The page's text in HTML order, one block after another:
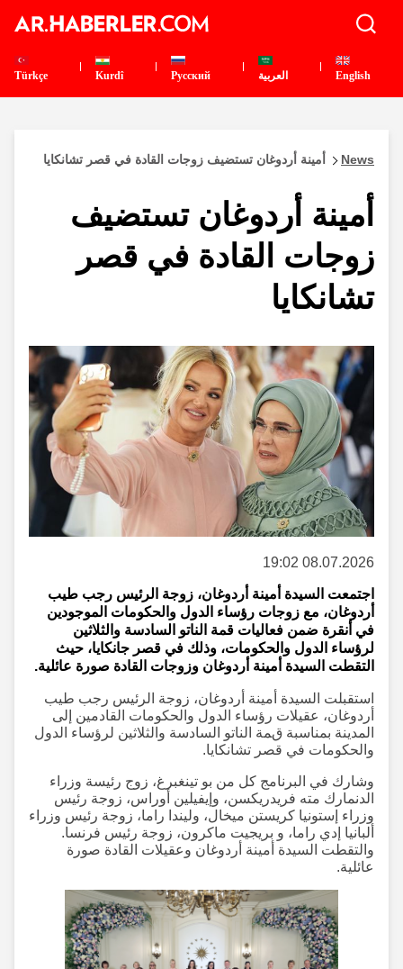
English العربية Pусский
Kurdî
Türkçe
News أمينة أردوغان تستضيف زوجات القادة في قصر تشانكايا
أمينة أردوغان تستضيف
زوجات القادة في قصر
تشانكايا
08.07.2026 19:02
اجتمعت السيدة أمينة أردوغان، زوجة الرئيس رجب طيب
أردوغان، مع زوجات رؤساء الدول والحكومات الموجودين
في أنقرة ضمن فعاليات قمة الناتو السادسة والثلاثين
لرؤساء الدول والحكومات، وذلك في قصر جانكايا، حيث
التقطت السيدة أمينة أردوغان وزوجات القادة صورة عائلية.
استقبلت السيدة أمينة أردوغان، زوجة الرئيس رجب طيب
أردوغان، عقيلات رؤساء الدول والحكومات القادمين إلى
المدينة بمناسبة قمة الناتو السادسة والثلاثين لرؤساء الدول
والحكومات في قصر تشانكايا.
وشارك في البرنامج كل من بو تينغبرغ، زوج رئيسة وزراء
الدنمارك مته فريدريكسن، وإيفيلين أوراس، زوجة رئيس
وزراء إستونيا كريستن ميخال، وليندا راما، زوجة رئيس وزراء
ألبانيا إدي راما، و بريجيت ماكرون، زوجة رئيس فرنسا.
والتقطت السيدة أمينة أردوغان وعقيلات القادة صورة
عائلية.